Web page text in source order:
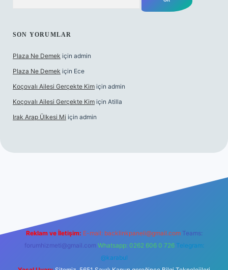
SON YORUMLAR
Plaza Ne Demek için admin
Plaza Ne Demek için Ece
Koçovalı Ailesi Gerçekte Kim için admin
Koçovalı Ailesi Gerçekte Kim için Atilla
Irak Arap Ülkesi Mi için admin
Reklam ve İletişim: E-mail: backlinkpaneli@gmail.com Teams:
forumhizmeti@gmail.com Whatsapp: 0262 606 0 726 Telegram:
@karabul